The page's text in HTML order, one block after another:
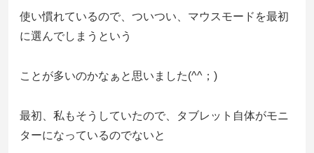
使い慣れているので、ついつい、マウスモードを最初
に選んでしまうという
ことが多いのかなぁと思いました(^^；)
最初、私もそうしていたので、タブレット自体がモニ
ターになっているのでないと